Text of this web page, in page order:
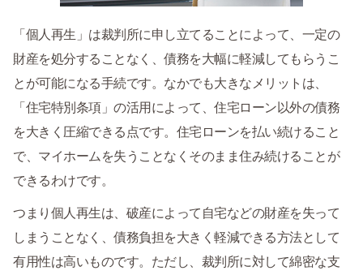
「個人再生」は裁判所に申し立てることによって、一定の
財産を処分することなく、債務を大幅に軽減してもらうこ
とが可能になる手続です。なかでも大きなメリットは、
「住宅特別条項」の活用によって、住宅ローン以外の債務
を大きく圧縮できる点です。住宅ローンを払い続けること
で、マイホームを失うことなくそのまま住み続けることが
できるわけです。
つまり個人再生は、破産によって自宅などの財産を失って
しまうことなく、債務負担を大きく軽減できる方法として
有用性は高いものです。ただし、裁判所に対して綿密な支